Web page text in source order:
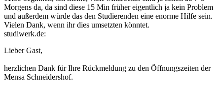
Morgens da, da sind diese 15 Min früher eigentlich ja kein Problem
und außerdem würde das den Studierenden eine enorme Hilfe sein.
Vielen Dank, wenn ihr dies umsetzten könntet.
studiwerk.de:
Lieber Gast,
herzlichen Dank für Ihre Rückmeldung zu den Öffnungszeiten der
Mensa Schneidershof.